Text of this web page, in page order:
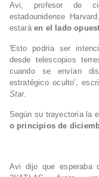
Avi, profesor de
estadounidense
estará en el lado
'Esto podría ser
desde telescopios
cuando se envían
estratégico oculto',
Star.
Según su trayectoria la
o principios de
Avi dijo que esperaba